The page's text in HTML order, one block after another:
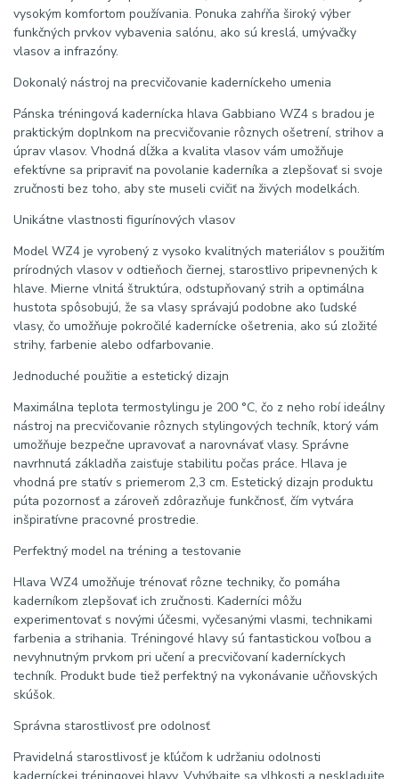
vysokým komfortom používania. Ponuka zahŕňa široký výber
funkčných prvkov vybavenia salónu, ako sú kreslá, umývačky
vlasov a infrazóny.
Dokonalý nástroj na precvičovanie kaderníckeho umenia
Pánska tréningová kadernícka hlava Gabbiano WZ4 s bradou je
praktickým doplnkom na precvičovanie rôznych ošetrení, strihov a
úprav vlasov. Vhodná dĺžka a kvalita vlasov vám umožňuje
efektívne sa pripraviť na povolanie kaderníka a zlepšovať si svoje
zručnosti bez toho, aby ste museli cvičiť na živých modelkách.
Unikátne vlastnosti figurínových vlasov
Model WZ4 je vyrobený z vysoko kvalitných materiálov s použitím
prírodných vlasov v odtieňoch čiernej, starostlivo pripevnených k
hlave. Mierne vlnitá štruktúra, odstupňovaný strih a optimálna
hustota spôsobujú, že sa vlasy správajú podobne ako ľudské
vlasy, čo umožňuje pokročilé kadernícke ošetrenia, ako sú zložité
strihy, farbenie alebo odfarbovanie.
Jednoduché použitie a estetický dizajn
Maximálna teplota termostylingu je 200 °C, čo z neho robí ideálny
nástroj na precvičovanie rôznych stylingových techník, ktorý vám
umožňuje bezpečne upravovať a narovnávať vlasy. Správne
navrhnutá základňa zaisťuje stabilitu počas práce. Hlava je
vhodná pre statív s priemerom 2,3 cm. Estetický dizajn produktu
púta pozornosť a zároveň zdôrazňuje funkčnosť, čím vytvára
inšpiratívne pracovné prostredie.
Perfektný model na tréning a testovanie
Hlava WZ4 umožňuje trénovať rôzne techniky, čo pomáha
kaderníkom zlepšovať ich zručnosti. Kaderníci môžu
experimentovať s novými účesmi, vyčesanými vlasmi, technikami
farbenia a strihania. Tréningové hlavy sú fantastickou voľbou a
nevyhnutným prvkom pri učení a precvičovaní kaderníckych
techník. Produkt bude tiež perfektný na vykonávanie učňovských
skúšok.
Správna starostlivosť pre odolnosť
Pravidelná starostlivosť je kľúčom k udržaniu odolnosti